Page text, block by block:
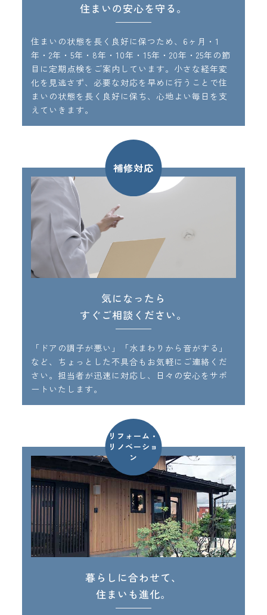
住まいの安心を守る。
住まいの状態を長く良好に保つため、6ヶ月・1
年・2年・5年・8年・10年・15年・20年・25年の節
目に定期点検をご案内しています。小さな経年変
化を見逃さず、必要な対応を早めに行うことで住
まいの状態を長く良好に保ち、心地よい毎日を支
えていきます。
補修対応
気になったら
すぐご相談ください。
「ドアの調子が悪い」「水まわりから音がする」
など、ちょっとした不具合もお気軽にご連絡くだ
さい。担当者が迅速に対応し、日々の安心をサポ
ートいたします。
リフォーム・
リノベーショ
ン
暮らしに合わせて、
住まいも進化。